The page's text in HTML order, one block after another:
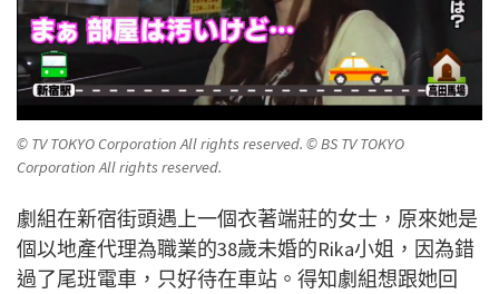
© TV TOKYO Corporation All rights reserved. © BS TV TOKYO
Corporation All rights reserved.
劇組在新宿街頭遇上一個衣著端莊的女士，原來她是
個以地產代理為職業的38歲未婚的Rika小姐，因為錯
過了尾班電車，只好待在車站。得知劇組想跟她回